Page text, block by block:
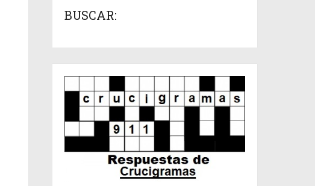
BUSCAR: